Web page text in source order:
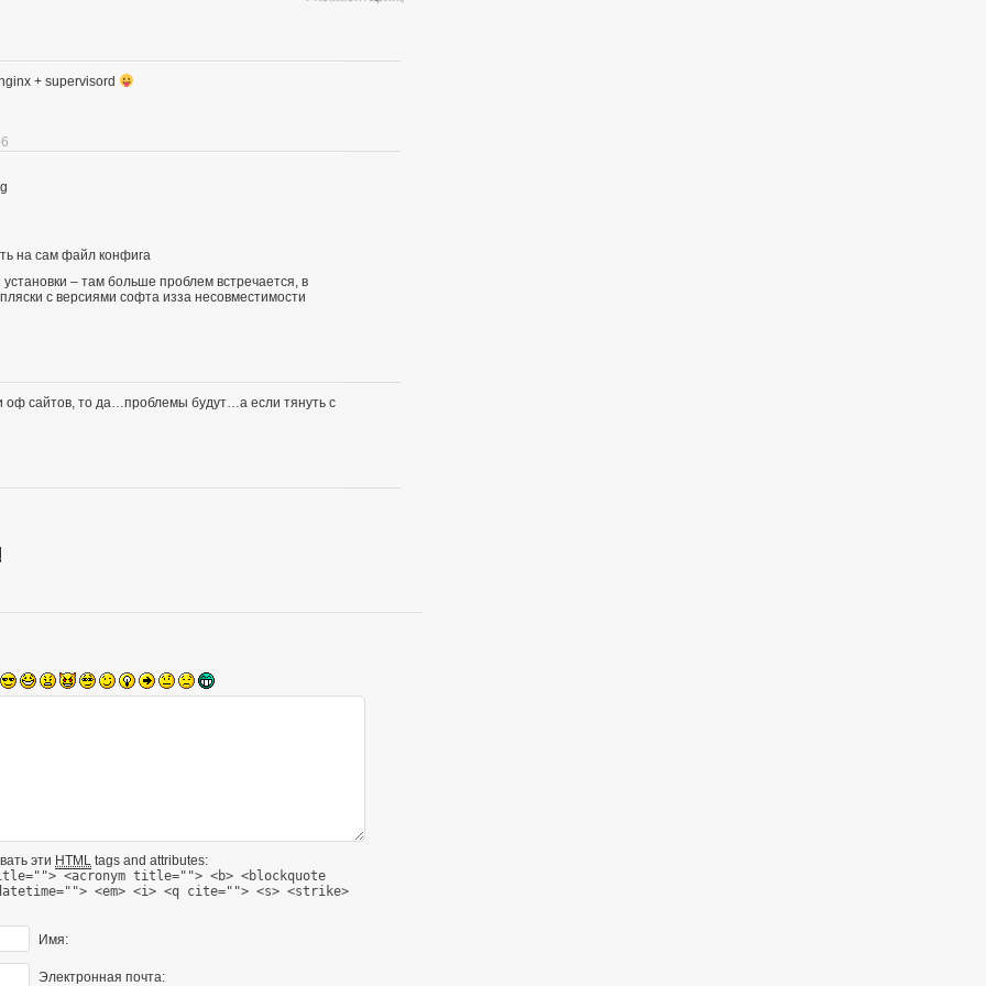
+ supervisord
на сам файл конфига
– там больше проблем встречается, в
с версиями софта изза несовместимости
оф сайтов, то да…проблемы будут…а если тянуть с
эти HTML tags and attributes:
<acronym title=""> <b> <blockquote
<em> <i> <q cite=""> <s> <strike>
Имя:
Электронная почта: